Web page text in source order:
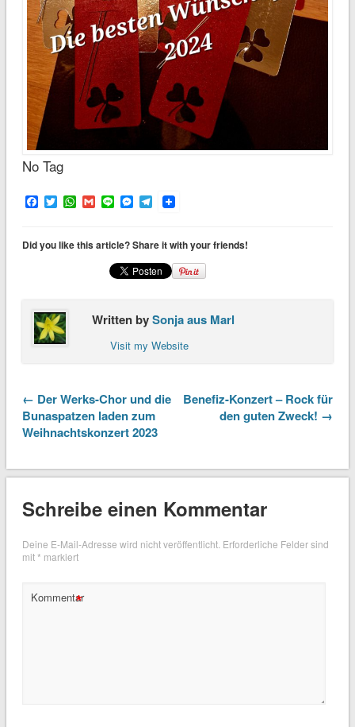
No Tag
Facebook
TwitterWhatsApp
Gmail
LineMessenger
Telegram
Did you like this article? Share it with your friends!
Written bySonja aus Marl
Visit my Website
← Der Werks-Chor und die
Bunaspatzen laden zum
Weihnachtskonzert 2023
Benefiz-Konzert – Rock für
den guten Zweck! →
Schreibe einen Kommentar
Deine E-Mail-Adresse wird nicht veröffentlicht. Erforderliche Felder sind
mit* markiert
Kommentar
*